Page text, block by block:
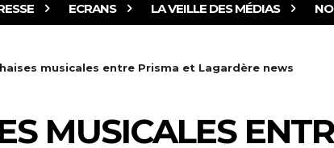
ECRANS LA VEILLE DES MÉDIAS
musicales entre Prisma et Lagardère news
MUSICALES